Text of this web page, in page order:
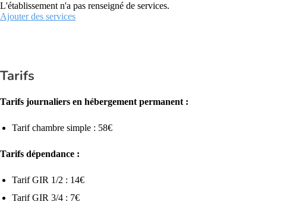
L'établissement n'a pas renseigné de services.
Ajouter des services
Tarifs
Tarifs journaliers en hébergement permanent :
Tarif chambre simple : 58€
Tarifs dépendance :
Tarif GIR 1/2 : 14€
Tarif GIR 3/4 : 7€